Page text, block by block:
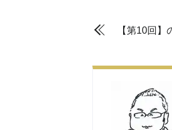
【第10回】